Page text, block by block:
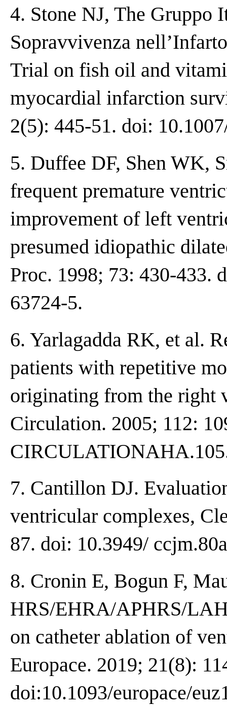
4. Stone NJ, The Gruppo
Sopravvivenza
Trial on fish oil and
myocardial infarction
2(5): 445-51. doi:
5. Duffee DF, Shen WK,
frequent premature
improvement of left
presumed idiopathic
Proc. 1998; 73: 430-433.
63724-5.
6. Yarlagadda RK, et al.
patients with repetitive
originating from the right
Circulation. 2005; 112:
7. Cantillon DJ.
ventricular complexes,
87. doi: 10.3949/
8. Cronin E, Bogun F,
HRS/EHRA/APHRS/
on catheter ablation of
Europace. 2019; 21(8):
doi:10.1093/europace/